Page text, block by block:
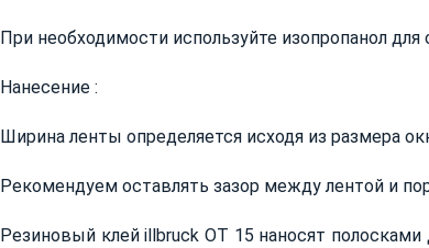
При необходимости используйте изопропанол
Нанесение :
Ширина ленты определяется исходя из
Рекомендуем оставлять зазор между лентой и
Резиновый клей illbruck OT 15 наносят